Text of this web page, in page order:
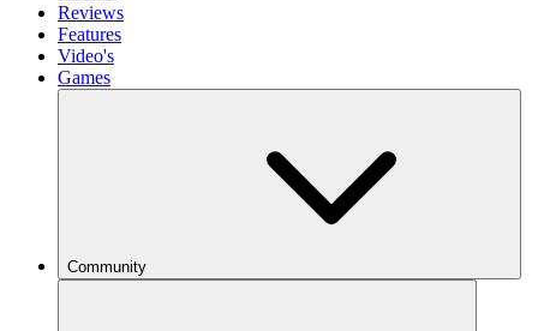
Reviews
Features
Video's
Games
Community